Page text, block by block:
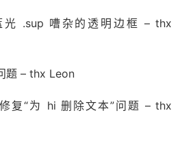
光 .sup 嘈杂的透明边框 – thx
题 – thx Leon
复“为 hi 删除文本”问题 – thx